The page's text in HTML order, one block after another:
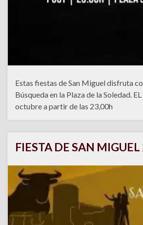
Estas fiestas de San Miguel disfruta
Búsqueda en la Plaza de la Soledad.
octubre a partir de las 23,00h
FIESTA DE SAN